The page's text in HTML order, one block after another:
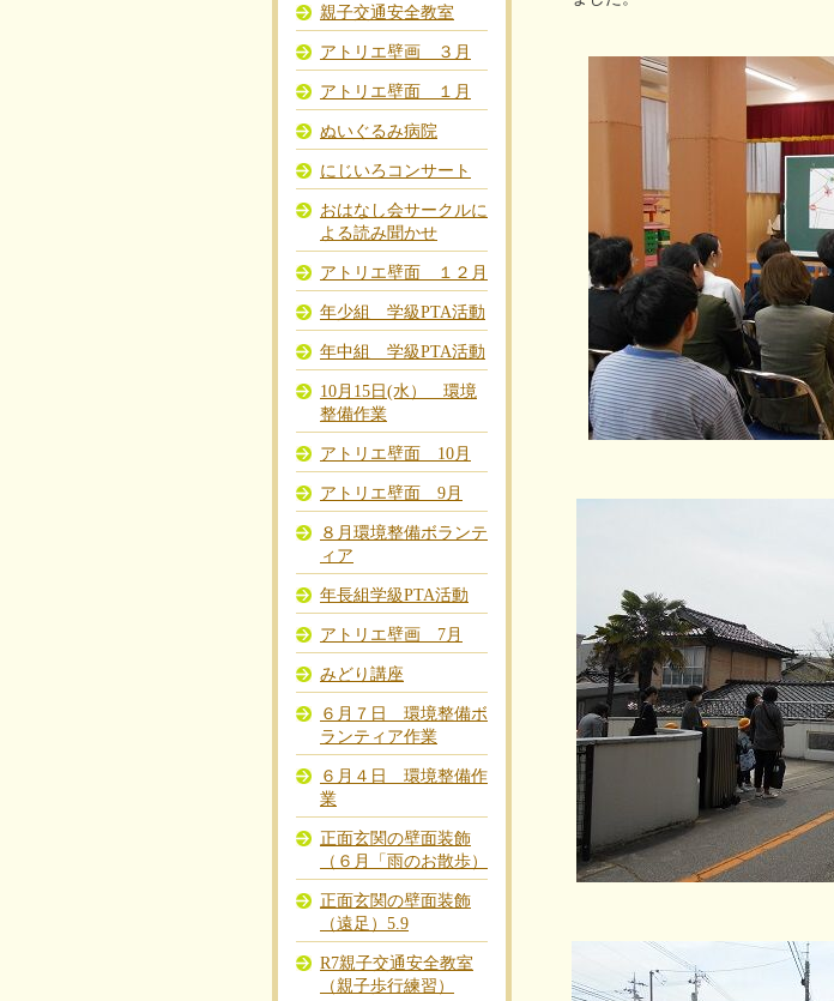
親子交通安全教室
アトリエ壁画 ３月
アトリエ壁面 １月
ぬいぐるみ病院
にじいろコンサート
おはなし会サークルに
よる読み聞かせ
アトリエ壁面 １２月
年少組 学級PTA活動
年中組 学級PTA活動
10月15日(水） 環境
整備作業
アトリエ壁面 10月
アトリエ壁面 9月
８月環境整備ボランテ
ィア
年長組学級PTA活動
アトリエ壁画 7月
みどり講座
６月７日 環境整備ボ
ランティア作業
６月４日 環境整備作
業
正面玄関の壁面装飾
（６月「雨のお散歩）
正面玄関の壁面装飾
（遠足）5.9
R7親子交通安全教室
（親子歩行練習）